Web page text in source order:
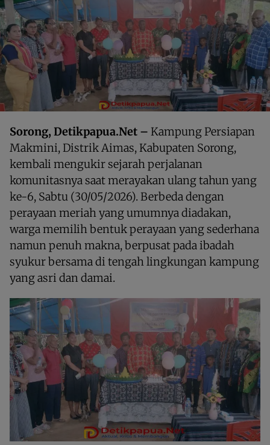
Sorong, Detikpapua.Net – Kampung Persiapan
Makmini, Distrik Aimas, Kabupaten Sorong,
kembali mengukir sejarah perjalanan
komunitasnya saat merayakan ulang tahun yang
ke-6, Sabtu (30/05/2026). Berbeda dengan
perayaan meriah yang umumnya diadakan,
warga memilih bentuk perayaan yang sederhana
namun penuh makna, berpusat pada ibadah
syukur bersama di tengah lingkungan kampung
yang asri dan damai.